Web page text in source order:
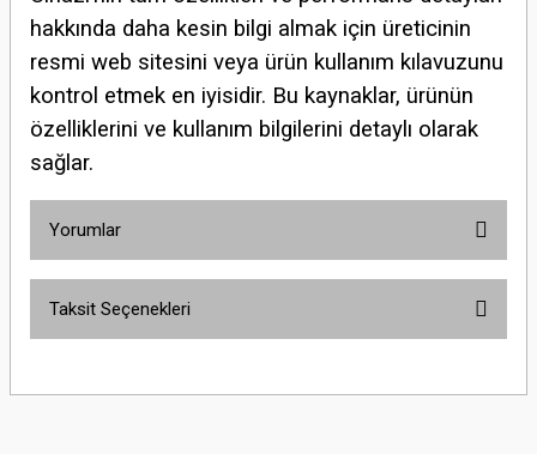
hakkında daha kesin bilgi almak için üreticinin
resmi web sitesini veya ürün kullanım kılavuzunu
kontrol etmek en iyisidir. Bu kaynaklar, ürünün
özelliklerini ve kullanım bilgilerini detaylı olarak
sağlar.
Yorumlar
Yorum Yaz
Taksit Seçenekleri